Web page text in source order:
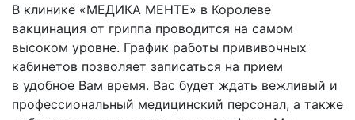
В клинике «МЕДИКА МЕНТЕ» в Королеве
вакцинация от гриппа проводится на самом
высоком уровне. График работы прививочных
кабинетов позволяет записаться на прием
в удобное Вам время. Вас будет ждать вежливый и
профессиональный медицинский персонал, а также